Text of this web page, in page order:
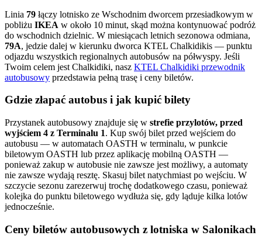
Linia 79 łączy lotnisko ze Wschodnim dworcem przesiadkowym w
pobliżu IKEA w około 10 minut, skąd można kontynuować podróż
do wschodnich dzielnic. W miesiącach letnich sezonowa odmiana,
79A, jedzie dalej w kierunku dworca KTEL Chalkidikis — punktu
odjazdu wszystkich regionalnych autobusów na półwyspy. Jeśli
Twoim celem jest Chalkidiki, nasz KTEL Chalkidiki przewodnik
autobusowy przedstawia pełną trasę i ceny biletów.
Gdzie złapać autobus i jak kupić bilety
Przystanek autobusowy znajduje się w strefie przylotów, przed
wyjściem 4 z Terminalu 1. Kup swój bilet przed wejściem do
autobusu — w automatach OASTH w terminalu, w punkcie
biletowym OASTH lub przez aplikację mobilną OASTH —
ponieważ zakup w autobusie nie zawsze jest możliwy, a automaty
nie zawsze wydają resztę. Skasuj bilet natychmiast po wejściu. W
szczycie sezonu zarezerwuj trochę dodatkowego czasu, ponieważ
kolejka do punktu biletowego wydłuża się, gdy ląduje kilka lotów
jednocześnie.
Ceny biletów autobusowych z lotniska w Salonikach